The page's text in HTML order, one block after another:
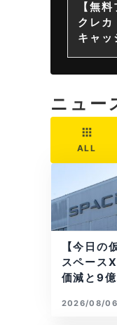
【無
クレ
キャッ
ニュー
ALL
【今日の
スペース
価減と9
BTCが盗難
2026/08/06